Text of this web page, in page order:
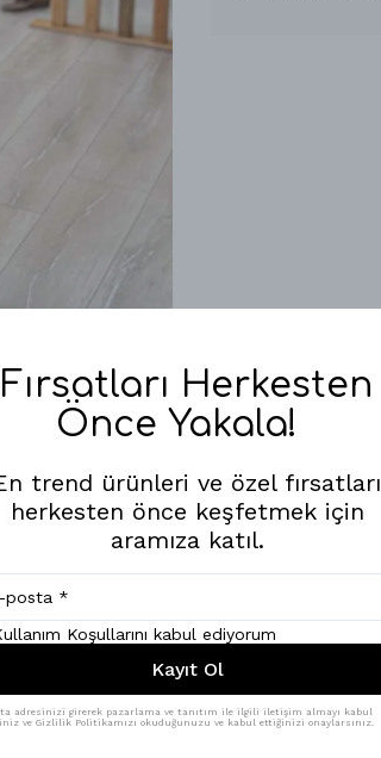
Fırsatları Herkesten
Önce Yakala!
trend ürünleri ve özel fırsatları
herkesten önce keşfetmek için
aramıza katıl.
Koşullarını kabul ediyorum
Kayıt Ol
adresinizi girerek pazarlama ve tanıtım ile ilgili iletişim almayı kabul
ve Gizlilik Politikamızı okuduğunuzu ve kabul ettiğinizi onaylarsınız.